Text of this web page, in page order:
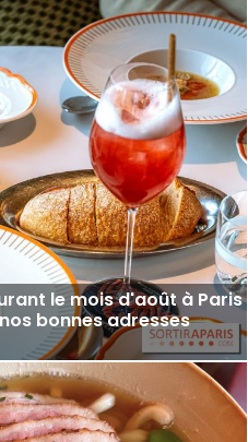
le mois d'août à Paris
bonnes adresses